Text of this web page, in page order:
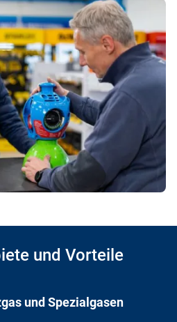
und Vorteile
und Spezialgasen